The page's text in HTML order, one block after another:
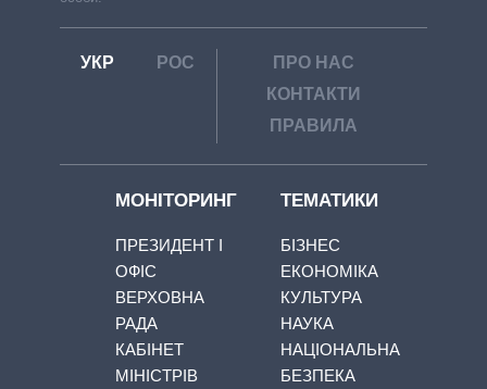
УКР РОС
ПРО НАС
КОНТАКТИ
ПРАВИЛА
МОНІТОРИНГ
ПРЕЗИДЕНТ І
ОФІС
ВЕРХОВНА
РАДА
КАБІНЕТ
МІНІСТРІВ
ТЕМАТИКИ
БІЗНЕС
ЕКОНОМІКА
КУЛЬТУРА
НАУКА
НАЦІОНАЛЬНА
БЕЗПЕКА